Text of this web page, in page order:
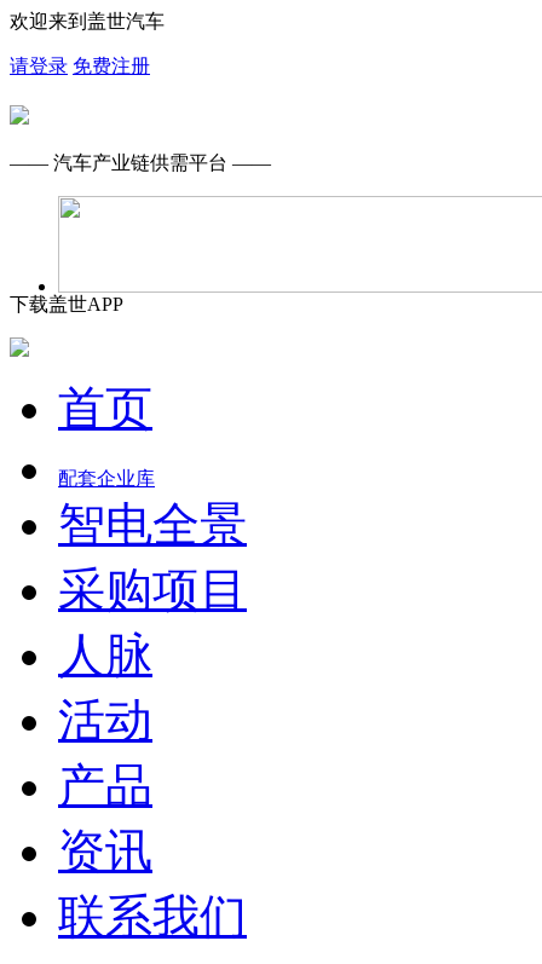
欢迎来到盖世汽车
请登录 免费注册
—— 汽车产业链供需平台 ——
下载盖世APP
首页
配套企业库
智电全景
采购项目
人脉
活动
产品
资讯
联系我们